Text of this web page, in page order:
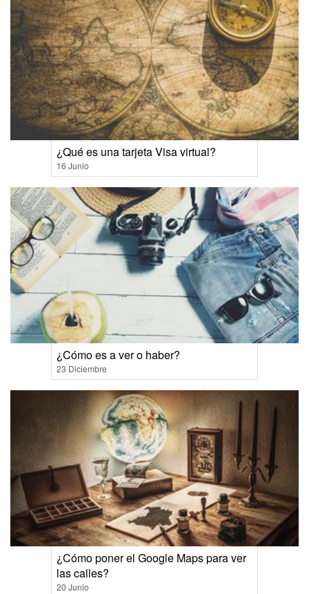
¿Qué es una tarjeta Visa virtual?
16 Junio
¿Cómo es a ver o haber?
23 Diciembre
¿Cómo poner el Google Maps para ver
las calles?
20 Junio